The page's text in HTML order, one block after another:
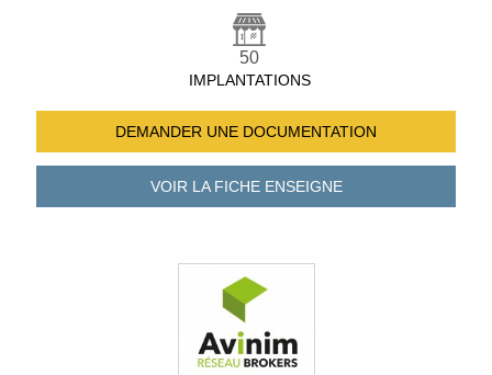
50
IMPLANTATIONS
DEMANDER UNE DOCUMENTATION
VOIR LA FICHEENSEIGNE